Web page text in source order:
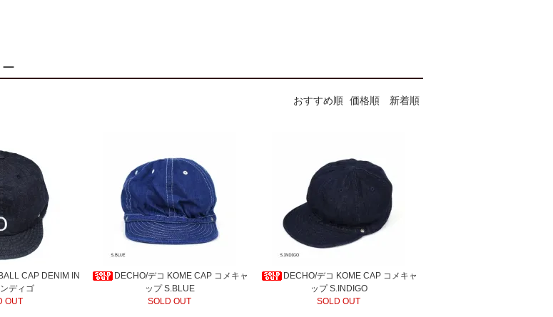
おすすめ順 価格順 新着順
CAP DENIM IN
ディゴ
OUT
DECHO/デコ KOME CAP コメキャ
ップ S.BLUE
SOLD OUT
DECHO/デコ KOME CAP コメキャ
ップ S.INDIGO
SOLD OUT